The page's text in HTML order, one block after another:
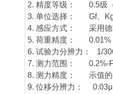
2. 精度等级： 0.5级（
3. 单位选择： Gf、Kgf
4. 感应方式： 采用德
5. 荷重精度： 0.01%
6. 试验力分辨力： 1/
7. 测力范围： 0.2%-
8. 测力精度： 示值的
9. 位移分辨力：